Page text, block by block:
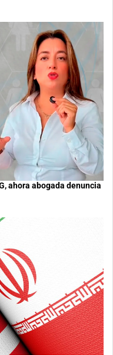
ahora abogada denuncia